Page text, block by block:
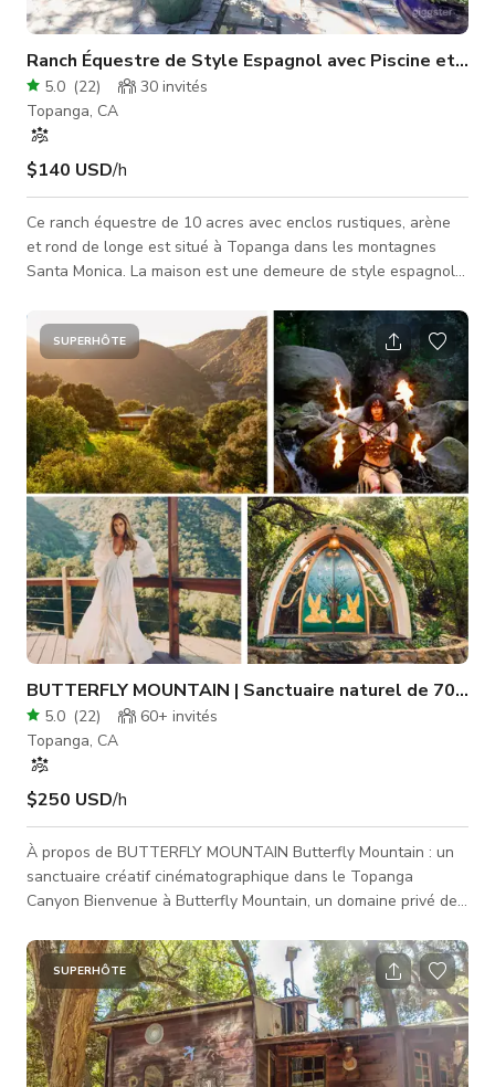
Ranch Équestre de Style Espagnol avec Piscine et Vue
5.0 (22) 30 invités
Topanga, CA
$140 USD/h
Ce ranch équestre de 10 acres avec enclos rustiques, arène
et rond de longe est situé à Topanga dans les montagnes
Santa Monica. La maison est une demeure de style espagnol
Californie. Une belle piscine, des terrains paysagés et des
fontaines entourent la maison et la propriété. Adjacent à un
parc de conservation avec de magnifiques vues sur le
chaparral, les falaises et les affleurements rocheux.
SUPERHÔTE
BUTTERFLY MOUNTAIN | Sanctuaire naturel de 70
5.0 (22) 60+ invités
Topanga, CA
$250 USD/h
À propos de BUTTERFLY MOUNTAIN Butterfly Mountain : un
sanctuaire créatif cinématographique dans le Topanga
Canyon Bienvenue à Butterfly Mountain, un domaine privé de
vaste pour le cinéma, la photographie et les retraites, à
quelques minutes de Los Angeles. Ce paysage sacré et
cinématographique de montagne est idéal pour les tournages
de films, séances photo, storytelling de marque, clips
musicaux, retraites bien-être et rasse
SUPERHÔTE